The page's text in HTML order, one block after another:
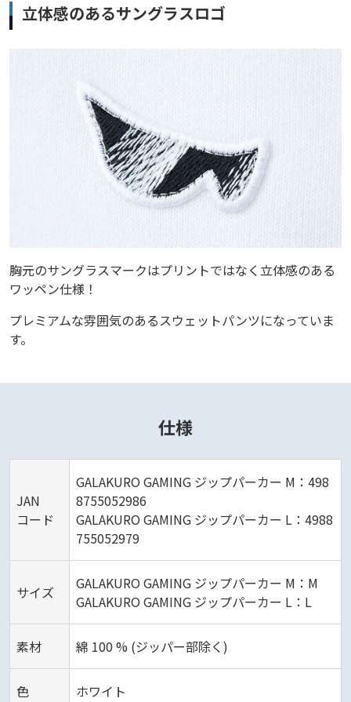
立体感のあるサングラスロゴ
胸元のサングラスマークはプリントではなく立体感のある
ワッペン仕様！
プレミアムな雰囲気のあるスウェットパンツになっていま
す。
仕様
JAN
コード
GALAKURO GAMING ジップパーカー M：498
8755052986
GALAKURO GAMING ジップパーカー L：4988
755052979
サイズ
GALAKURO GAMING ジップパーカー M：M
GALAKURO GAMING ジップパーカー L：L
素材 綿 100 % (ジッパー部除く)
色 ホワイト